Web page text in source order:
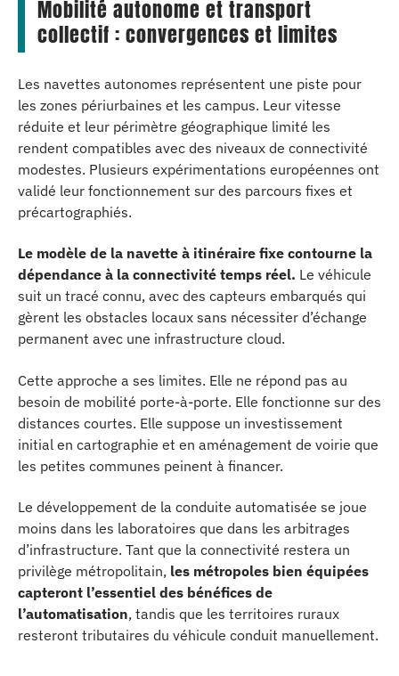
Mobilité autonome et transport
collectif : convergences et limites
Les navettes autonomes représentent une piste pour
les zones périurbaines et les campus. Leur vitesse
réduite et leur périmètre géographique limité les
rendent compatibles avec des niveaux de connectivité
modestes. Plusieurs expérimentations européennes ont
validé leur fonctionnement sur des parcours fixes et
précartographiés.
Le modèle de la navette à itinéraire fixe contourne la
dépendance à la connectivité temps réel. Le véhicule
suit un tracé connu, avec des capteurs embarqués qui
gèrent les obstacles locaux sans nécessiter d’échange
permanent avec une infrastructure cloud.
Cette approche a ses limites. Elle ne répond pas au
besoin de mobilité porte-à-porte. Elle fonctionne sur des
distances courtes. Elle suppose un investissement
initial en cartographie et en aménagement de voirie que
les petites communes peinent à financer.
Le développement de la conduite automatisée se joue
moins dans les laboratoires que dans les arbitrages
d’infrastructure. Tant que la connectivité restera un
privilège métropolitain, les métropoles bien équipées
capteront l’essentiel des bénéfices de
l’automatisation, tandis que les territoires ruraux
resteront tributaires du véhicule conduit manuellement.